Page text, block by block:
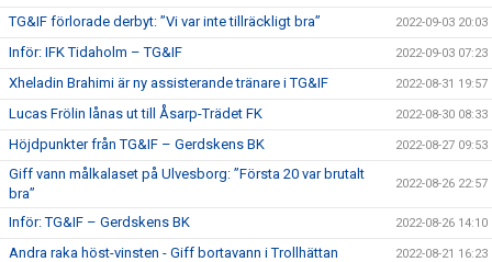
TG&IF förlorade derbyt: ”Vi var inte tillräckligt bra” 2022-09-03 20:03
Inför: IFK Tidaholm – TG&IF 2022-09-03 07:23
Xheladin Brahimi är ny assisterande tränare i TG&IF 2022-08-31 19:57
Lucas Frölin lånas ut till Åsarp-Trädet FK 2022-08-30 08:33
Höjdpunkter från TG&IF – Gerdskens BK 2022-08-27 09:53
Giff vann målkalaset på Ulvesborg: ”Första 20 var brutalt
bra”
2022-08-26 22:57
Inför: TG&IF – Gerdskens BK 2022-08-26 14:10
Andra raka höst-vinsten - Giff bortavann i Trollhättan 2022-08-21 16:23